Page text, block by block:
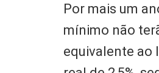
Por mais um
mínimo não
equivalente ao